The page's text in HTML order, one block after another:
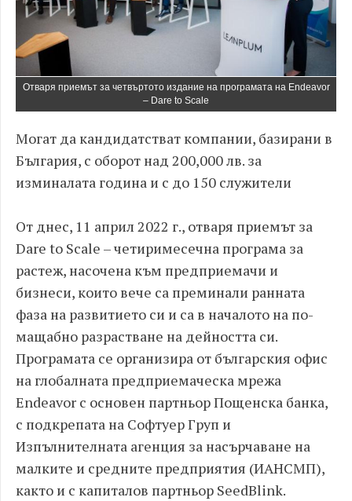
Отваря приемът за четвъртото издание на програмата на Endeavor
– Dare to Scale
Могат да кандидатстват компании, базирани в
България, с оборот над 200,000 лв. за
изминалата година и с до 150 служители
От днес, 11 април 2022 г., отваря приемът за
Dare to Scale – четиримесечна програма за
растеж, насочена към предприемачи и
бизнеси, които вече са преминали ранната
фаза на развитието си и са в началото на по-
мащабно разрастване на дейността си.
Програмата се организира от българския офис
на глобалната предприемаческа мрежа
Endeavor с основен партньор Пощенска банка,
с подкрепата на Софтуер Груп и
Изпълнителната агенция за насърчаване на
малките и средните предприятия (ИАНСМП),
както и с капиталов партньор SeedBlink.